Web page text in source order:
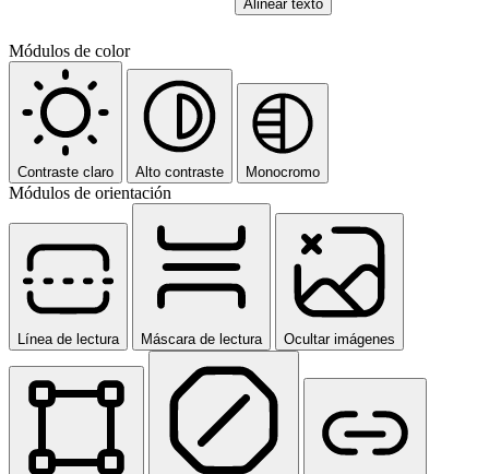
Alinear texto
Módulos de color
Contraste claro Alto contraste Monocromo
Módulos de orientación
Línea de lectura Máscara de lectura Ocultar imágenes